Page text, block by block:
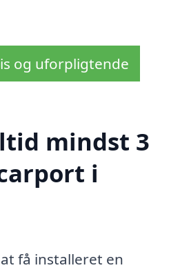
og uforpligtende
mindst 3
i
få installeret en